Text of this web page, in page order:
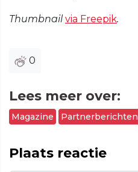
Thumbnailvia Freepik.
0
Lees meer over:
Magazine Partnerberichten
Plaats reactie